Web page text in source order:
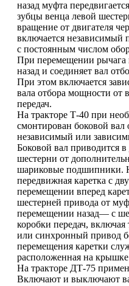
назад муфта
зубцы венца левой
вращение от двигателя
включается независимый
с постоянным числом
При перемещении рычага
назад и соединяет вал
При этом включается
вала отбора мощности от
передач.
На тракторе Т-40 при
смонтирован боковой
независимый или
Боковой вал приводится в
шестерни от
шариковые подшипники.
передвижная каретка с
перемещении вперед
шестерней привода от
перемещении назад— с
коробки передач,
или синхронный привод
перемещения каретки
расположенная на
На тракторе ДТ-75
Включают и выключают